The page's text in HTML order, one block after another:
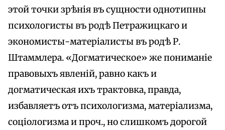
этой точки зрѣнія въ сущности однотипны
психологисты въ родѣ Петражицкаго и
экономисты-матеріалисты въ родѣ Р.
Штаммлера. «Догматическое» же пониманіе
правовыхъ явленій, равно какъ и
догматическая ихъ трактовка, правда,
избавляетъ отъ психологизма, матеріализма,
соціологизма и проч., но слишкомъ дорогой